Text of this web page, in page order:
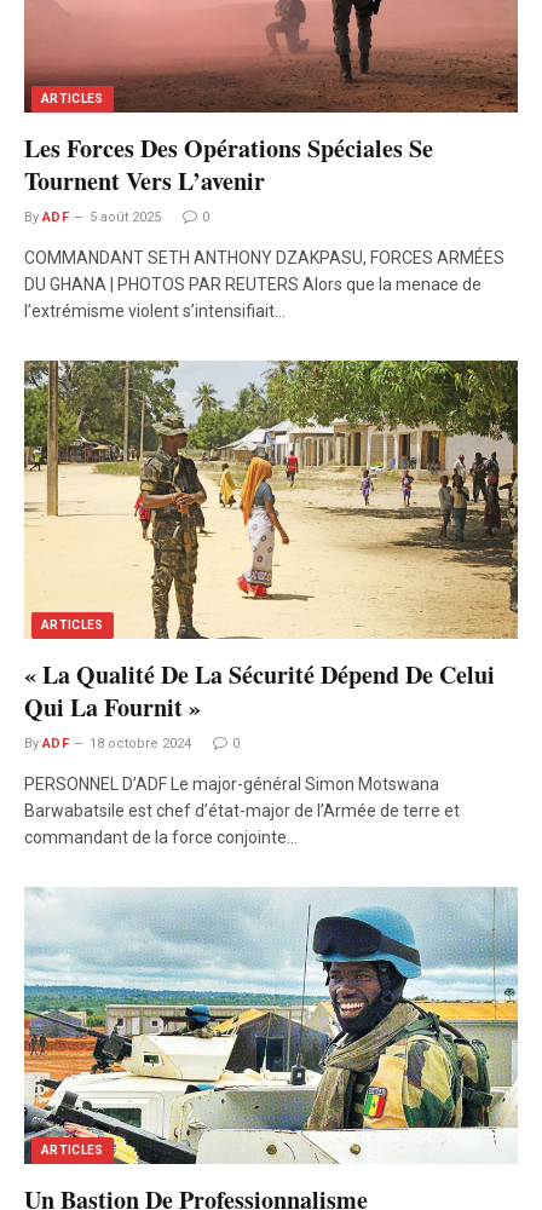
ARTICLES
Les Forces Des Opérations Spéciales Se
Tournent Vers L’avenir
By ADF 5 août 2025 0
COMMANDANT SETH ANTHONY DZAKPASU, FORCES ARMÉES
DU GHANA | PHOTOS PAR REUTERS Alors que la menace de
l’extrémisme violent s’intensifiait…
ARTICLES
« La Qualité De La Sécurité Dépend De Celui
Qui La Fournit »
By ADF 18 octobre 2024 0
PERSONNEL D’ADF Le major-général Simon Motswana
Barwabatsile est chef d’état-major de l’Armée de terre et
commandant de la force conjointe…
ARTICLES
Un Bastion De Professionnalisme